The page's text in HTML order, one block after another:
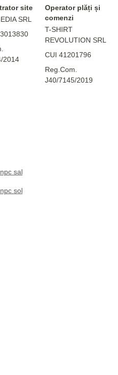
site
SRL
2014
Operator plăți și
comenzi
T-SHIRT
REVOLUTION SRL
CUI 41201796
Reg.Com.
J40/7145/2019